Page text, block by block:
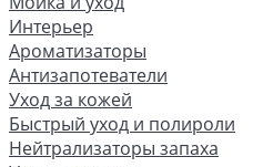
Интерьер
Ароматизаторы
Антизапотеватели
Уход за кожей
Быстрый уход и полироли
Нейтрализаторы запаха